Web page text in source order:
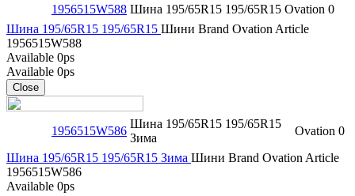
1956515W588 Шина 195/65R15 195/65R15 Ovation 0
Шина 195/65R15 195/65R15 Шини Brand Ovation Article
1956515W588
Available 0ps
Available 0ps
Close
1956515W586
Шина 195/65R15 195/65R15
Зима
Ovation 0
Шина 195/65R15 195/65R15 Зима Шини Brand Ovation Article
1956515W586
Available 0ps